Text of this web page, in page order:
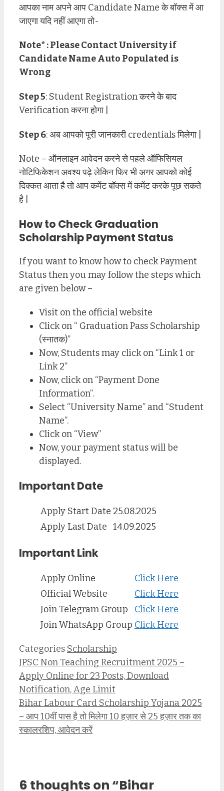
आपका नाम अपने आप Candidate Name के बॉक्स में आ
जाएगा यदि नहीं आएगा तो-
Note* : Please Contact University if
Candidate Name Auto Populated is
Wrong
Step 5: Student Registration करने के बाद
Verification करना होगा |
Step 6: अब आपको पूरी जानकारी credentials मिलेगा |
Note – ऑनलाइन आवेदन करने से पहले ऑफिसियल
नोटिफिकेशन अवश्य पढ़े लेकिन फिर भी अगर आपको कोई
दिक्कत आता है तो आप कमेंट बॉक्स में कमेंट करके पूछ सकते
है |
How to Check Graduation
Scholarship Payment Status
If you want to know how to check Payment
Status then you may follow the steps which
are given below –
Visit on the official website
Click on “ Graduation Pass Scholarship
(स्नातक)”
Now, Students may click on “Link 1 or
Link 2”
Now, click on “Payment Done
Information”.
Select “University Name” and “Student
Name”.
Click on “View”
Now, your payment status will be
displayed.
Important Date
Apply Start Date 25.08.2025
Apply Last Date 14.09.2025
Important Link
Apply Online
Click Here
Official Website
Click Here
Join Telegram Group
Click Here
Join WhatsApp Group Click Here
Categories Scholarship
JPSC Non Teaching Recruitment 2025 –
Apply Online for 23 Posts, Download
Notification, Age Limit
Bihar Labour Card Scholarship Yojana 2025
– आप 10वीं पास है तो मिलेगा 10 हज़ार से 25 हज़ार तक का
स्कालरशिप, आवेदन करें
6 thoughts on “Bihar